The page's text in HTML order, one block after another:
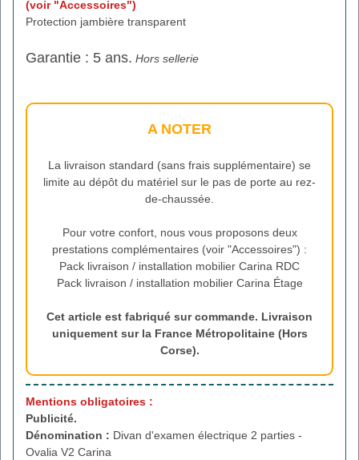
(voir "Accessoires")
Protection jambière transparent
Garantie : 5 ans. Hors sellerie
A NOTER
La livraison standard (sans frais supplémentaire) se
limite au dépôt du matériel sur le pas de porte au rez-
de-chaussée.
Pour votre confort, nous vous proposons deux
prestations complémentaires (voir "Accessoires") :
Pack livraison / installation mobilier Carina RDC
Pack livraison / installation mobilier Carina Étage
Cet article est fabriqué sur commande. Livraison
uniquement sur la France Métropolitaine (Hors
Corse).
Mentions obligatoires :
Publicité.
Dénomination : Divan d'examen électrique 2 parties -
Ovalia V2 Carina